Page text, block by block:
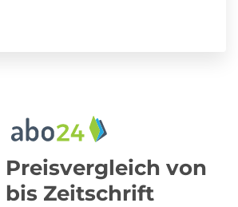
von
bis Zeitschrift